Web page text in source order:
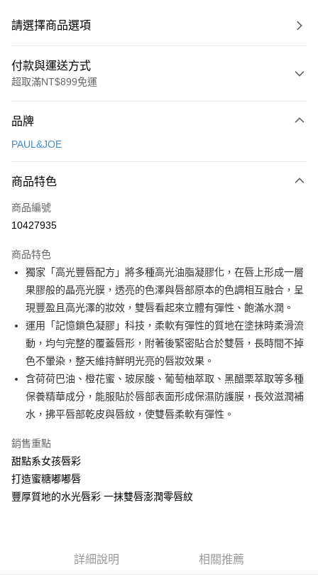
請選擇商品選項
付款與運送方式
超取滿NT$899免運
信用卡一次付款
Apple Pay
街口支付
Google Pay
全盈+PAY
大哥付你分期
相關說明
【大哥付你分期使用說明】
1.本服務由台灣大哥大提供，台灣大哥大用戶可立即使用無須另外申請。
2.付款方式選擇「大哥付你分期」，訂單成立後會自動跳轉到大哥付的交易
流程，驗證手機門號後，選擇欲分期的期數、繳款截止日，確認付款後即完
成交易。
3.實際核准額度、可分期數及費用金額請依後續交易確認頁面所載為準。
消。如遇「轉專審核」未通過狀況，表示未達大哥付你分期系統評分，恕無
法說明評估內容。
【繳款方式說明】
1.分期款項不併入電信帳單，「大哥付你分期」於每月結算日後寄送繳費提
2.透過簡訊連結打開帳單後，可選擇「超商條碼／台灣大直營門市／銀行轉
1.本服務係由「台灣大哥大股份有限公司」（以下簡稱本公司）所提供，讓
用戶於交易時，得透過本服務購買商品或服務，並由商店將買賣／分期付款
AFTEE先享後付
相關說明
【關於「AFTEE先享後付」】
AFTEE先享後付是「在收到商品之後才付款」的支付方式。 讓您購物簡單
便利好安心！
２．便利：只要手機號碼，簡訊認證，即可結帳。
３．安心：先確認商品／服務後，再付款。
【「AFTEE先享後付」結帳流程】
１．於結帳方式選擇「AFTEE先享後付」後，將跳轉至「AFTEE先享後付」
※ 請注意：結帳手續完成當下不需立刻繳費，但若您需要取消訂單，請聯絡
ATM付款
運送方式
付款後全家取貨
每筆NT$70，滿NT$899(含以上)免運費
付款後7-11取貨
品牌
PAUL&JOE
商品特色
商品編號
10427935
商品特色
獨家「高光豐唇配方」將多種高光油脂凝膠化，在唇上形成一層
果膠般的晶亮光膜，透亮的色澤與唇部原本的色調相互融合，呈
現豐盈且高光澤的妝效，雙唇看起來立體有彈性、飽滿水潤。
運用「記憶鎖色凝膠」科技，柔軟有彈性的質地在塗抹時柔滑流
動，均勻完整的覆蓋唇形，附著後緊密貼合於雙唇，長時間不掉
色不暈染，整天維持鮮明光亮的唇妝效果。
含荷荷巴油、橙花蜜、玻尿酸、葡萄柚萃取、黑醋栗萃取等多種
保養精華成分，能服貼於唇部表面形成保濕防護膜，長效滋潤補
水，拂平唇部乾皮與唇紋，使雙唇柔軟有彈性。
銷售重點
甜點系女孩唇彩
打造蜜糖嘟嘟唇
豐厚質地的水光唇彩 一抹雙唇澎潤零唇紋
詳細說明 相關推薦